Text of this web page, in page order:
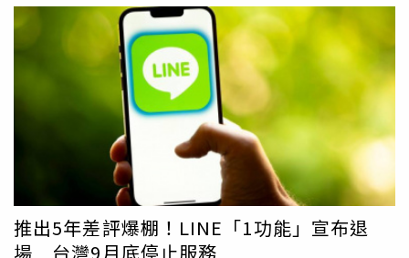
為止）● 賓果抽抽樂活動當日於台隆手創館 LaLaport 台中
店購買 BANILA CO 商品，單張發票消費滿 NT$299，即可
參加賓果抽抽樂一次。獎項包含「浪漫微醺頰彩霜禮盒（10
＋1 入）」、「ZERO 零感肌瞬淨卸妝霜mini 4 入禮盒」...
等。發票限當日使用，每張限參加一次，不得跨張合併累
計；獎品每日數量有限，送完為止。（圖／品牌提供）
新，並攜手促進全球半導體產業發展。其中，熊本更是台積
電全球製造布局的重要據點之一，公司也感謝日本政府、熊
本縣政府、各地方政府以及在地供應鏈夥伴長期提供的支持
與合作。針對此次地震影響，台積電表示，在當地員工及供
應商全力投入下，日本先進半導體製造（JASM）熊本廠已
迅速恢復正常運作，公司也向所有參與救災及復原工作的相
關人員表達感謝。台積電強調，目前災區仍有不少居民需要
持續協助，公司除持續關懷受到地震影響的員工外，也將持
續以實際行動支援受災社區，並密切關注災區後續需求及重
建進度，盡可能提供必要援助，陪伴地方完成災後重建工
作。
推出5年差評爆棚！LINE「1功能」宣布退
場 台灣9月底停止服務